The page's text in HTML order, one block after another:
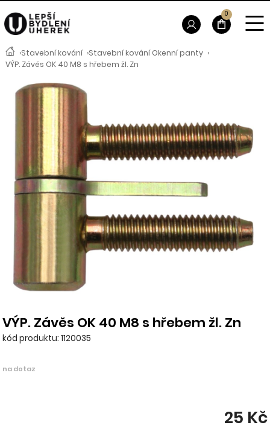
›Stavební kování ›Stavební kování Okenní panty ›
VÝP. Závěs OK 40 M8 s hřebem žl. Zn
VÝP. Závěs OK 40 M8 s hřebem žl. Zn
kód produktu: 1120035
na dotaz
25 Kč
0